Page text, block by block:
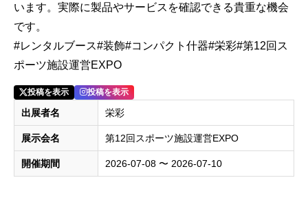
います。実際に製品やサービスを確認できる貴重な機会
です。
#レンタルブース#装飾#コンパクト什器#栄彩#第12回ス
ポーツ施設運営EXPO
投稿を表示 投稿を表示
出展者名 栄彩
展示会名 第12回スポーツ施設運営EXPO
開催期間 2026-07-08 〜 2026-07-10